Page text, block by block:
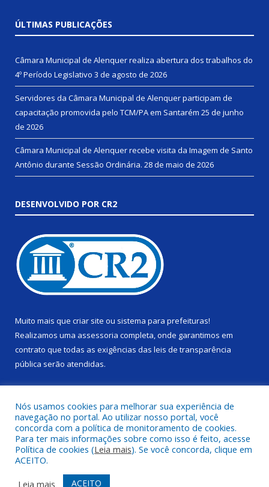
ÚLTIMAS PUBLICAÇÕES
Câmara Municipal de Alenquer realiza abertura dos trabalhos do
4º Período Legislativo 3 de agosto de 2026
Servidores da Câmara Municipal de Alenquer participam de
capacitação promovida pelo TCM/PA em Santarém 25 de junho
de 2026
Câmara Municipal de Alenquer recebe visita da Imagem de Santo
Antônio durante Sessão Ordinária. 28 de maio de 2026
DESENVOLVIDO POR CR2
Muito mais que criar site ou sistema para prefeituras!
Realizamos uma assessoria completa, onde garantimos em
contrato que todas as exigências das leis de transparência
pública serão atendidas.
Todos os direitos reservados a Câmara Municipal de Alenquer.
Mapa do Site Acessar Área Administrativa
Nós usamos cookies para melhorar sua experiência de
navegação no portal. Ao utilizar nosso portal, você
concorda com a política de monitoramento de cookies.
Para ter mais informações sobre como isso é feito, acesse
Política de cookies (Leia mais). Se você concorda, clique em
ACEITO.
Leia mais
ACEITO